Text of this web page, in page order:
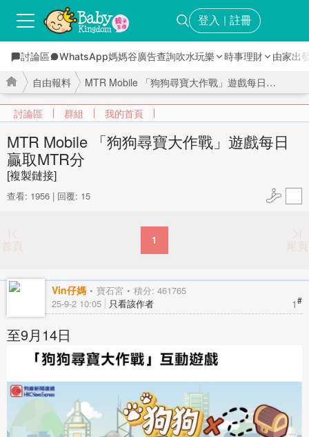
登入 ｜ 註冊
討論區 WhatsApp媽媽谷廣告查詢吹水玩樂 時事理財 由家出
討論區 群組 我的首頁
›
自由報料
›
MTR Mobile 「狗狗尋寶大作戰」遊戲每日贏取MTR分 ...
查看: 1956 | 回覆: 15
MTR Mobile 「狗狗尋寶大作戰」遊戲每日
贏取MTR分
[複製鏈接]
首頁 1 尾頁
Vin仔媽 寶石宮 積分: 461765
1#
25-9-2 10:05 只看該作者
至9月14日